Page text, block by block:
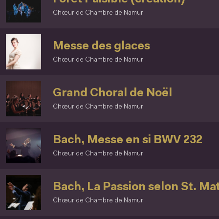
Chœur de Chambre de Namur
Chœur de Chambre de Namur
Messe des glaces
Chœur de Chambre de Namur
Grand Choral de Noël
Chœur de Chambre de Namur
Bach, Messe en si BWV 232
Chœur de Chambre de Namur
Bach, La Passion selon St.